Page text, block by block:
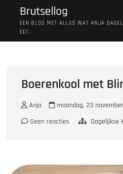
Brutsellog
EEN BLOG MET ALLES WAT ANJA
EET.
Boerenkool met
Anja
maandag, 23
Geen reacties
Dagelijkse